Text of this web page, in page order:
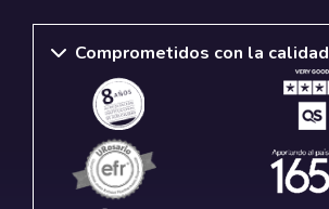
Comprometidos con la calidad